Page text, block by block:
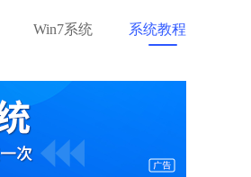
Win7系统 系统教程